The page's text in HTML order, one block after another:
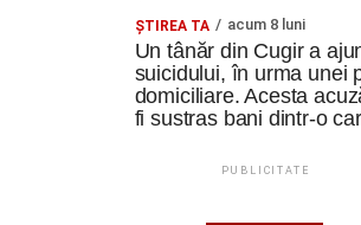
ȘTIREA TA acum 8 luni
Un tânăr din Cugir a
suicidului, în urma unei
domiciliare. Acesta
fi sustras bani dintr-o
PUBLICITATE